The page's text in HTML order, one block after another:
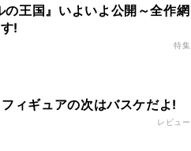
の王国』いよいよ公開～全作網
!
特集
ィギュアの次はバスケだよ!
レビュー